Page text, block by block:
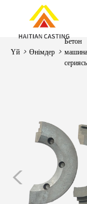
Үй > Өнімдер >
Бетон
<